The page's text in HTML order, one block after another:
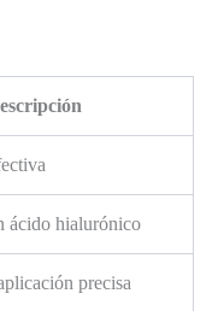
ácido hialurónico
precisa